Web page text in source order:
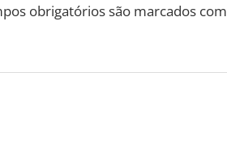
obrigatórios são marcados com